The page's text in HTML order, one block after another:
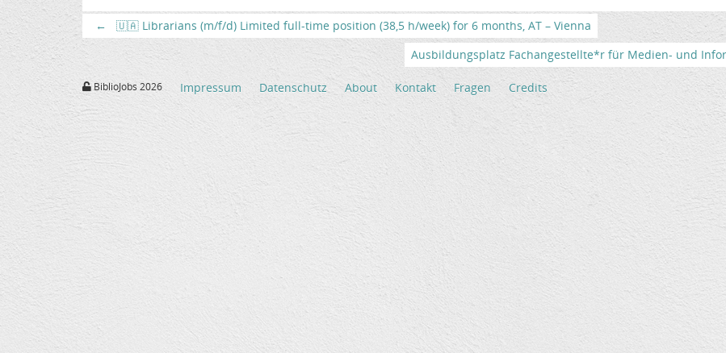
←
🇺🇦 Librarians (m/f/d) Limited full-time position (38,5 h/week) for 6 months, AT – Vienna
Ausbildungsplatz Fachangestellte*r für Medien- und
BiblioJobs 2026 Impressum Datenschutz About Kontakt Fragen Credits